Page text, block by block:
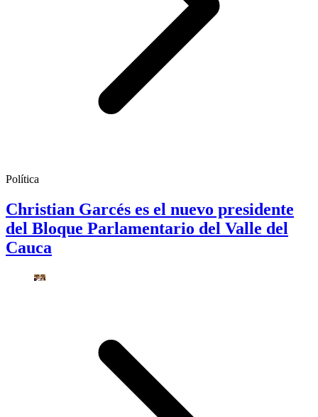
Política
Christian Garcés es el nuevo presidente
del Bloque Parlamentario del Valle del
Cauca